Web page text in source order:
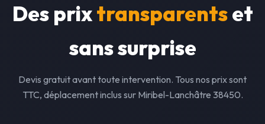
Des prixtransparentset
sans surprise
Devis gratuit avant toute intervention. Tous nos prix sont
TTC, déplacement inclus sur Miribel-Lanchâtre 38450.